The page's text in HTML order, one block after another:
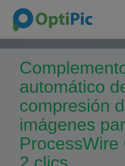
automático
compresión
imágenes
ProcessWire